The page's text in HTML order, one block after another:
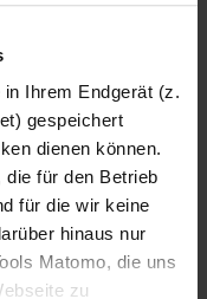
Ihrem Endgerät (z.
gespeichert
dienen können.
für den Betrieb
für die wir keine
hinaus nur
Matomo, die uns
zu
Lorenz